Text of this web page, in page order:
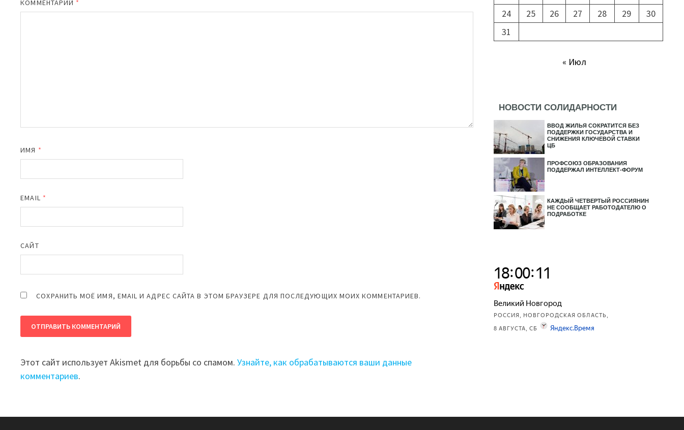
КОММЕНТАРИЙ *
ИМЯ *
EMAIL *
САЙТ
СОХРАНИТЬ МОЁ ИМЯ, EMAIL И АДРЕС САЙТА В ЭТОМ БРАУЗЕРЕ ДЛЯ ПОСЛЕДУЮЩИХ МОИХ КОММЕНТАРИЕВ.
Этот сайт использует Akismet для борьбы со спамом.Узнайте, как обрабатываются ваши данные
комментариев.
24
25 26 27 28 29
30
31
« Июл
НОВОСТИ СОЛИДАРНОСТИ
ВВОД ЖИЛЬЯ СОКРАТИТСЯ БЕЗ
ПОДДЕРЖКИ ГОСУДАРСТВА И
СНИЖЕНИЯ КЛЮЧЕВОЙ СТАВКИ
ЦБ
ПРОФСОЮЗ ОБРАЗОВАНИЯ
ПОДДЕРЖАЛ ИНТЕЛЛЕКТ-ФОРУМ
КАЖДЫЙ ЧЕТВЕРТЫЙ РОССИЯНИН
НЕ СООБЩАЕТ РАБОТОДАТЕЛЮ О
ПОДРАБОТКЕ